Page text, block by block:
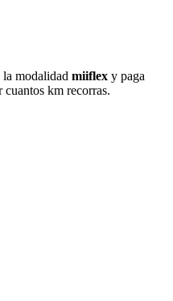
modalidad miiflex y paga
km recorras.